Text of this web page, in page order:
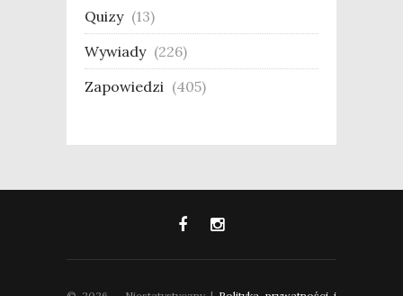
Quizy (13)
Wywiady (226)
Zapowiedzi (405)